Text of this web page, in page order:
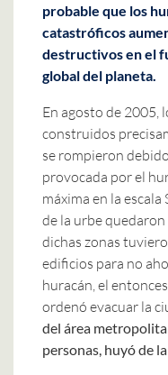
probable que los
catastróficos
destructivos en el
global del planeta.
En agosto de 2005,
construidos
se rompieron
provocada por el
máxima en la
de la urbe
dichas zonas
edificios para no
huracán, el
ordenó evacuar la
del área
personas, huyó de